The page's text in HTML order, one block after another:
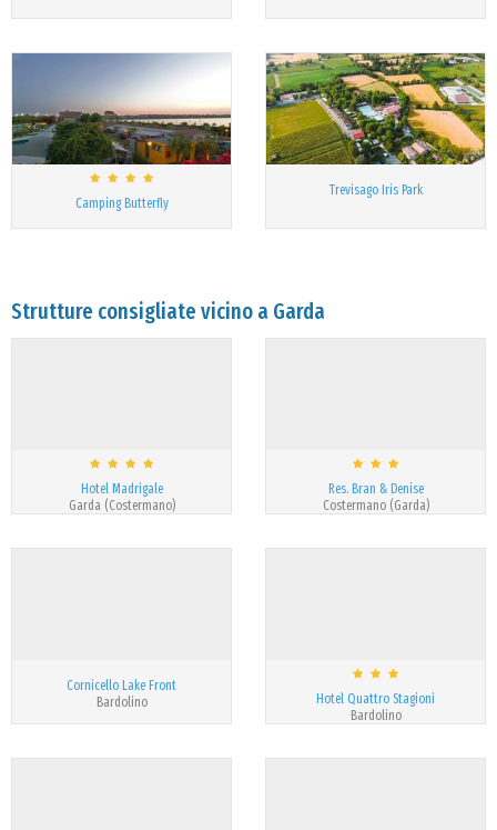
Camping Butterfly
Trevisago Iris Park
Strutture consigliate vicino a Garda
Hotel Madrigale
Garda (Costermano)
Res. Bran & Denise
Costermano (Garda)
Cornicello Lake Front
Bardolino
Hotel Quattro Stagioni
Bardolino